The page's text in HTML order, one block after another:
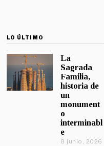
LO ÚLTIMO
La
Sagrada
Familia,
historia de
un
monument
o
interminabl
e
8 junio, 2026